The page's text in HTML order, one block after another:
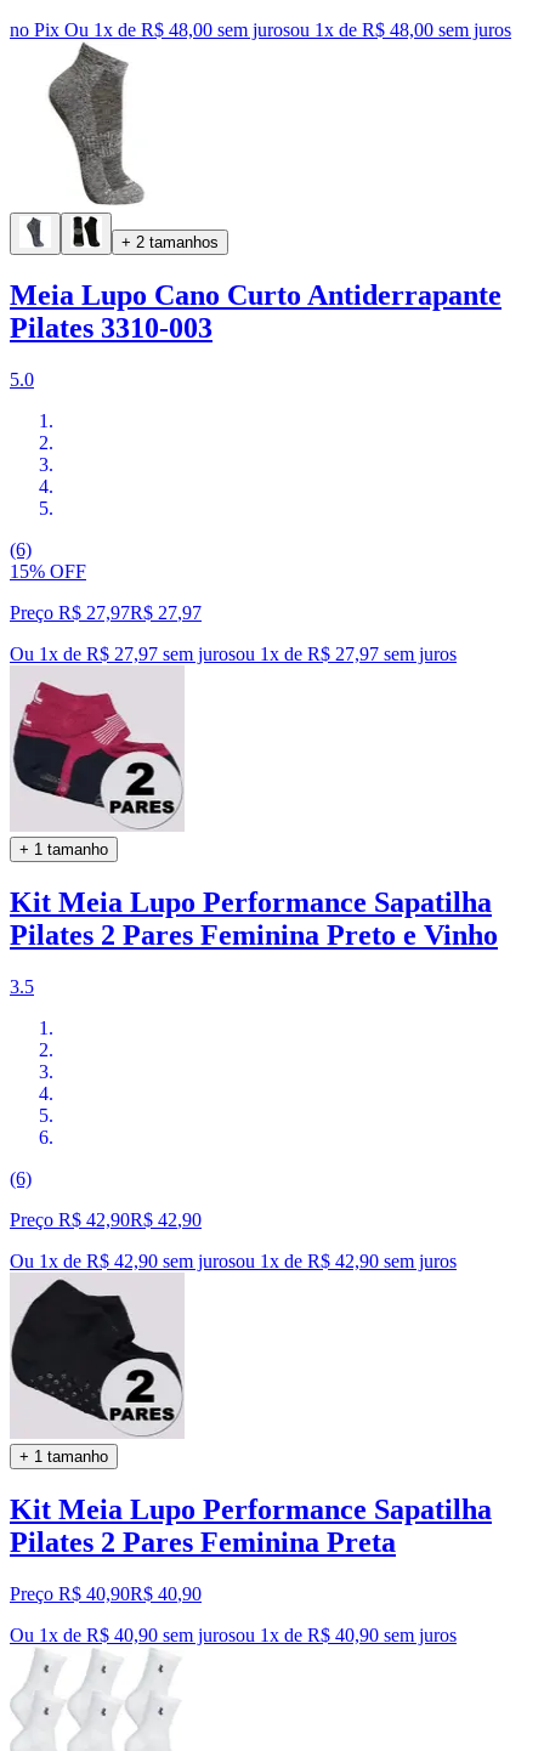
no Pix Ou 1x de R$ 48,00 sem jurosou 1x de R$ 48,00 sem juros
+ 2 tamanhos
Meia Lupo Cano Curto Antiderrapante
Pilates 3310-003
5.0
(6)
15% OFF
Preço R$ 27,97R$ 27,97
Ou 1x de R$ 27,97 sem jurosou 1x de R$ 27,97 sem juros
+ 1 tamanho
Kit Meia Lupo Performance Sapatilha
Pilates 2 Pares Feminina Preto e Vinho
3.5
(6)
Preço R$ 42,90R$ 42,90
Ou 1x de R$ 42,90 sem jurosou 1x de R$ 42,90 sem juros
+ 1 tamanho
Kit Meia Lupo Performance Sapatilha
Pilates 2 Pares Feminina Preta
Preço R$ 40,90R$ 40,90
Ou 1x de R$ 40,90 sem jurosou 1x de R$ 40,90 sem juros